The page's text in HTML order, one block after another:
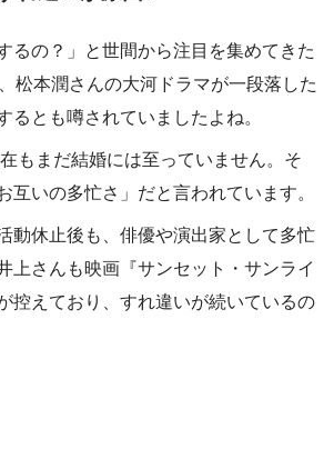
るの？」と世間から注目を集めてきた
松本潤さんの大河ドラマが一段落した
るとも噂されていましたよね。
もまだ結婚には至っていません。そ
互いの多忙さ」だと言われています。
動休止後も、俳優や演出家として多忙
上さんも映画『サンセット・サンライ
控えており、すれ違いが続いているの